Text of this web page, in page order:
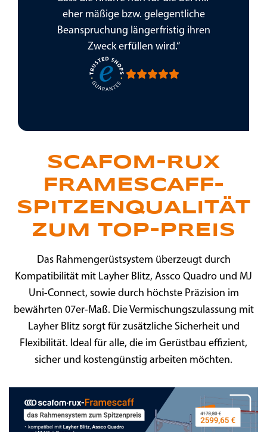
eher mäßige bzw. gelegentliche
Beanspruchung längerfristig ihren
Zweck erfüllen wird.“
SCAFOM-RUX
FRAMESCAFF-
SPITZENQUALITÄT
ZUM TOP-PREIS
Das Rahmengerüstsystem überzeugt durch
Kompatibilität mit Layher Blitz, Assco Quadro und MJ
Uni-Connect, sowie durch höchste Präzision im
bewährten 07er-Maß. Die Vermischungszulassung mit
Layher Blitz sorgt für zusätzliche Sicherheit und
Flexibilität. Ideal für alle, die im Gerüstbau effizient,
sicher und kostengünstig arbeiten möchten.